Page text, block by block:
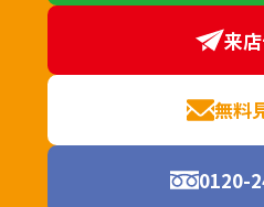
来
無料
0120-